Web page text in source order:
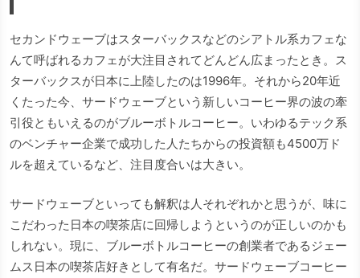
セカンドウェーブはスターバックスなどのシアトル系カフェな
んて呼ばれるカフェが大注目されてどんどん広まったとき。ス
ターバックスが日本に上陸したのは1996年。それから20年近
くたった今、サードウェーブという新しいコーヒー界の波の牽
引役ともいえるのがブルーボトルコーヒー。いわゆるテック系
のベンチャー企業で成功した人たちからの投資額も4500万ド
ルを超えているなど、注目度合いは大きい。
サードウェーブといっても解釈は人それぞれかと思うが、味に
こだわった日本の喫茶店に回帰しようというのが正しいのかも
しれない。現に、ブルーボトルコーヒーの創業者であるジェー
ムス日本の喫茶店好きとして有名だ。サードウェーブコーヒー